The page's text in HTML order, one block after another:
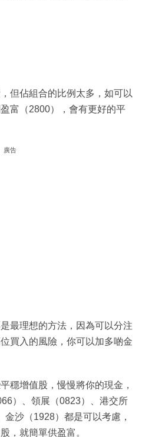
但佔組合的比例太多，如可以
富（2800），會有更好的平
廣告
最理想的方法，因為可以分注
買入的風險，你可以加多啲金
穩增值股，慢慢將你的現金，
）、領展（0823）、港交所
金沙（1928）都是可以考慮，
，就簡單供盈富。